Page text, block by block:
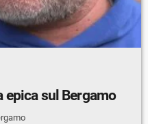
epica sul Bergamo